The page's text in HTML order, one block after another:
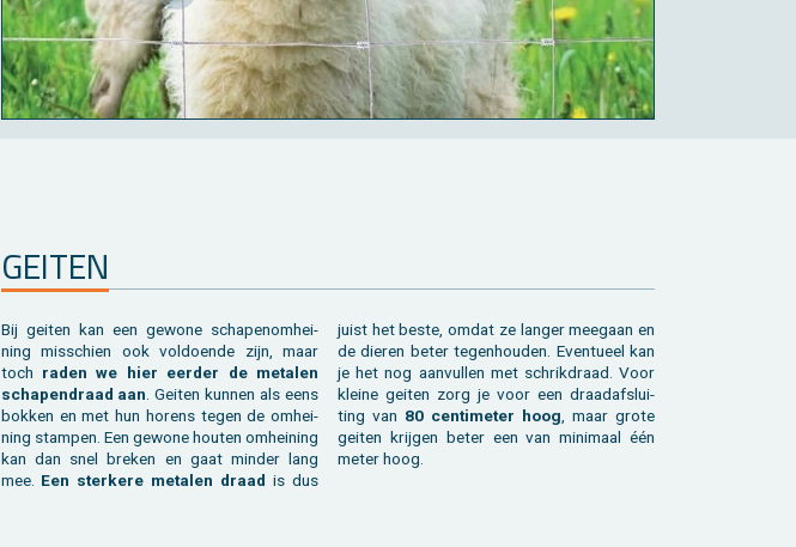
GEI­TEN
Bij gei­ten kan een ge­wo­ne scha­pe­nom­hei­
ning mis­schien ook vol­doen­de zijn, maar
toch raden we hier eer­der de me­ta­len
scha­pen­draad aan . Gei­ten kun­nen als eens
bok­ken en met hun ho­rens tegen de om­hei­
ning stam­pen. Een ge­wo­ne hou­ten om­hei­ning
kan dan snel bre­ken en gaat min­der lang
mee. Een ster­ke­re me­ta­len draad is dus
juist het beste, omdat ze lan­ger mee­gaan en
de die­ren beter te­gen­hou­den. Even­tu­eel kan
je het nog aan­vul­len met schrik­draad. Voor
klei­ne gei­ten zorg je voor een draad­af­slui­
ting van 80 cen­ti­me­ter hoog , maar grote
gei­ten krij­gen beter een van mi­ni­maal één
meter hoog.